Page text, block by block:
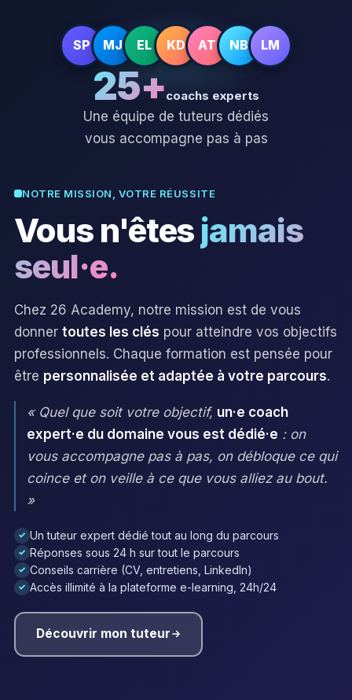
SP MJ EL KD AT NB LM
25+coachs experts
Une équipe de tuteurs dédiés
vous accompagne pas à pas
NOTRE MISSION, VOTRE RÉUSSITE
Vous n'êtesjamais
seul·e.
Chez 26 Academy, notre mission est de vous
donner toutes les clés pour atteindre vos objectifs
professionnels. Chaque formation est pensée pour
être personnalisée et adaptée à votre parcours.
« Quel que soit votre objectif, un·e coach
expert·e du domaine vous est dédié·e : on
vous accompagne pas à pas, on débloque ce qui
coince et on veille à ce que vous alliez au bout.
»
✓ Un tuteur expert dédié tout au long du parcours
✓ Réponses sous 24 h sur tout le parcours
✓ Conseils carrière (CV, entretiens, LinkedIn)
✓ Accès illimité à la plateforme e-learning, 24h/24
Découvrir mon tuteur